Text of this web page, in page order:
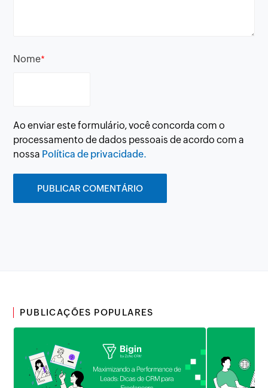
Nome*
Ao enviar este formulário, você concorda com o
processamento de dados pessoais de acordo com a
nossa Política de privacidade.
PUBLICAÇÕES POPULARES